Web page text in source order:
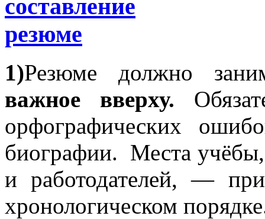
1)Резюме должно
важное вверху.
орфографических
биографии. Места
и работодателей, —
хронологическом